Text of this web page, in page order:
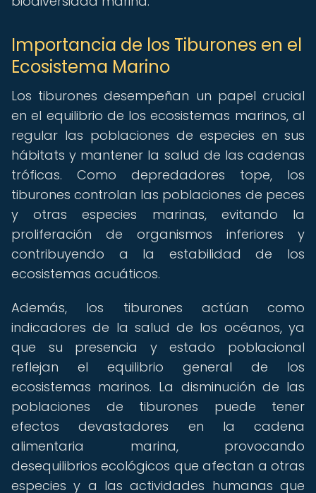
Importancia de los Tiburones en el
Ecosistema Marino
Los tiburones desempeñan un papel crucial
en el equilibrio de los ecosistemas marinos, al
regular las poblaciones de especies en sus
hábitats y mantener la salud de las cadenas
tróficas. Como depredadores tope, los
tiburones controlan las poblaciones de peces
y otras especies marinas, evitando la
proliferación de organismos inferiores y
contribuyendo a la estabilidad de los
ecosistemas acuáticos.
Además, los tiburones actúan como
indicadores de la salud de los océanos, ya
que su presencia y estado poblacional
reflejan el equilibrio general de los
ecosistemas marinos. La disminución de las
poblaciones de tiburones puede tener
efectos devastadores en la cadena
alimentaria marina, provocando
desequilibrios ecológicos que afectan a otras
especies y a las actividades humanas que